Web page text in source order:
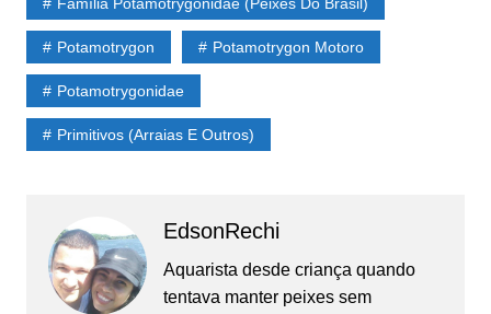
Potamotrygon Potamotrygon Motoro
Potamotrygonidae
Primitivos (Arraias E Outros)
EdsonRechi
Aquarista desde criança quando
tentava manter peixes sem